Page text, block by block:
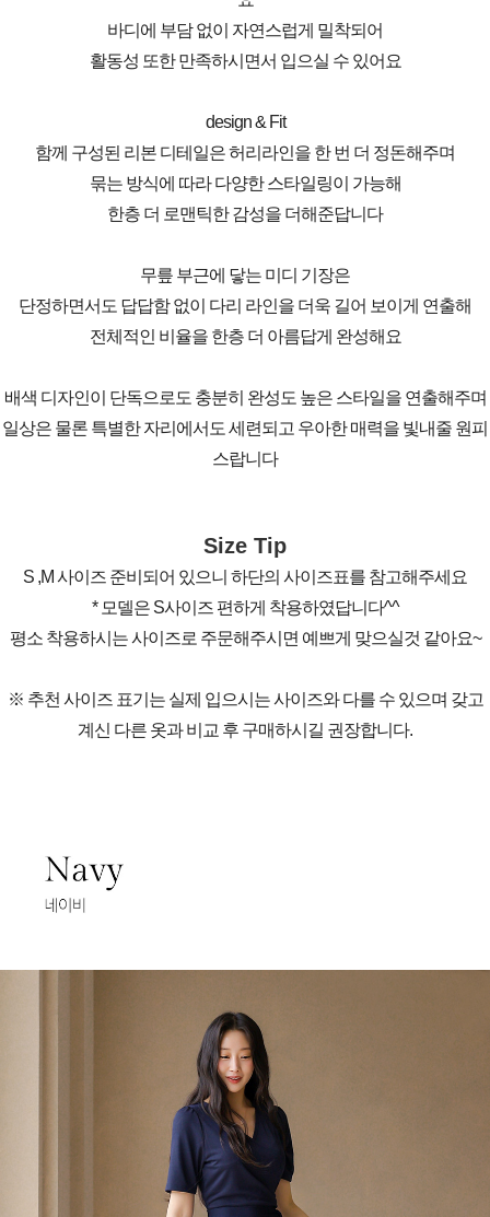
바디에 부담 없이 자연스럽게 밀착되어
활동성 또한 만족하시면서 입으실 수 있어요
design & Fit
함께 구성된 리본 디테일은 허리라인을 한 번 더 정돈해주며
묶는 방식에 따라 다양한 스타일링이 가능해
한층 더 로맨틱한 감성을 더해준답니다
무릎 부근에 닿는 미디 기장은
단정하면서도 답답함 없이 다리 라인을 더욱 길어 보이게 연출해
전체적인 비율을 한층 더 아름답게 완성해요
배색 디자인이 단독으로도 충분히 완성도 높은 스타일을 연출해주며
일상은 물론 특별한 자리에서도 세련되고 우아한 매력을 빛내줄 원피
스랍니다
Size Tip
S ,M 사이즈 준비되어 있으니 하단의 사이즈표를 참고해주세요
* 모델은 S사이즈 편하게 착용하였답니다^^
평소 착용하시는 사이즈로 주문해주시면 예쁘게 맞으실것 같아요~
※ 추천 사이즈 표기는 실제 입으시는 사이즈와 다를 수 있으며 갖고
계신 다른 옷과 비교 후 구매하시길 권장합니다.